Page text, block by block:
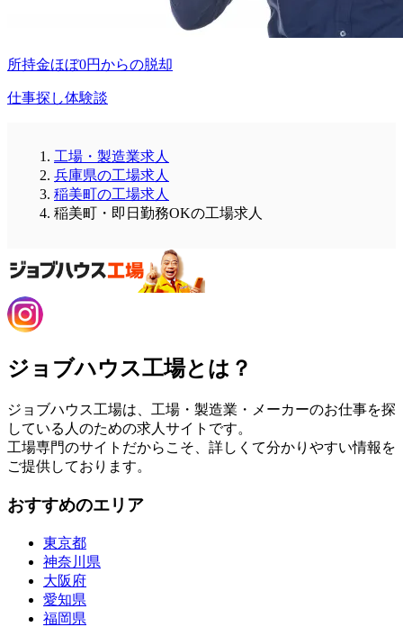
所持金ほぼ0円からの脱却
仕事探し体験談
工場・製造業求人
兵庫県の工場求人
稲美町の工場求人
稲美町・即日勤務OKの工場求人
ジョブハウス工場とは？
ジョブハウス工場は、工場・製造業・メーカーのお仕事を探
している人のための求人サイトです。
工場専門のサイトだからこそ、詳しくて分かりやすい情報を
ご提供しております。
おすすめのエリア
東京都
神奈川県
大阪府
愛知県
福岡県